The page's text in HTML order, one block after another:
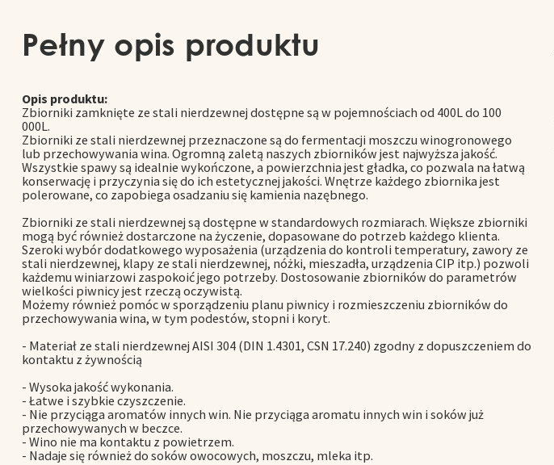
Pełny opis produktu
Opis produktu:
Zbiorniki zamknięte ze stali nierdzewnej dostępne są w pojemnościach od 400L do 100
000L.
Zbiorniki ze stali nierdzewnej przeznaczone są do fermentacji moszczu winogronowego
lub przechowywania wina. Ogromną zaletą naszych zbiorników jest najwyższa jakość.
Wszystkie spawy są idealnie wykończone, a powierzchnia jest gładka, co pozwala na łatwą
konserwację i przyczynia się do ich estetycznej jakości. Wnętrze każdego zbiornika jest
polerowane, co zapobiega osadzaniu się kamienia nazębnego.
Zbiorniki ze stali nierdzewnej są dostępne w standardowych rozmiarach. Większe zbiorniki
mogą być również dostarczone na życzenie, dopasowane do potrzeb każdego klienta.
Szeroki wybór dodatkowego wyposażenia (urządzenia do kontroli temperatury, zawory ze
stali nierdzewnej, klapy ze stali nierdzewnej, nóżki, mieszadła, urządzenia CIP itp.) pozwoli
każdemu winiarzowi zaspokoić jego potrzeby. Dostosowanie zbiorników do parametrów
wielkości piwnicy jest rzeczą oczywistą.
Możemy również pomóc w sporządzeniu planu piwnicy i rozmieszczeniu zbiorników do
przechowywania wina, w tym podestów, stopni i koryt.
- Materiał ze stali nierdzewnej AISI 304 (DIN 1.4301, CSN 17.240) zgodny z dopuszczeniem do
kontaktu z żywnością
- Wysoka jakość wykonania.
- Łatwe i szybkie czyszczenie.
- Nie przyciąga aromatów innych win. Nie przyciąga aromatu innych win i soków już
przechowywanych w beczce.
- Wino nie ma kontaktu z powietrzem.
- Nadaje się również do soków owocowych, moszczu, mleka itp.